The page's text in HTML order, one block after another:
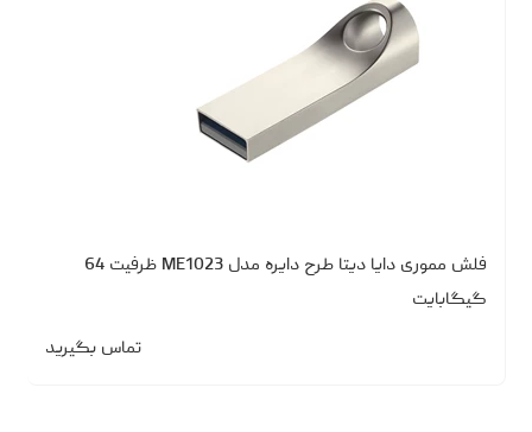
فلش مموری دایا دیتا طرح دایره مدل ME1023 ظرفیت 64
گیگابایت
تماس بگیرید